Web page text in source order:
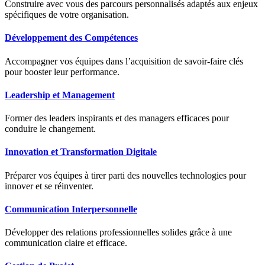
Construire avec vous des parcours personnalisés adaptés aux enjeux
spécifiques de votre organisation.
Développement des Compétences
Accompagner vos équipes dans l’acquisition de savoir-faire clés
pour booster leur performance.
Leadership et Management
Former des leaders inspirants et des managers efficaces pour
conduire le changement.
Innovation et Transformation Digitale
Préparer vos équipes à tirer parti des nouvelles technologies pour
innover et se réinventer.
Communication Interpersonnelle
Développer des relations professionnelles solides grâce à une
communication claire et efficace.